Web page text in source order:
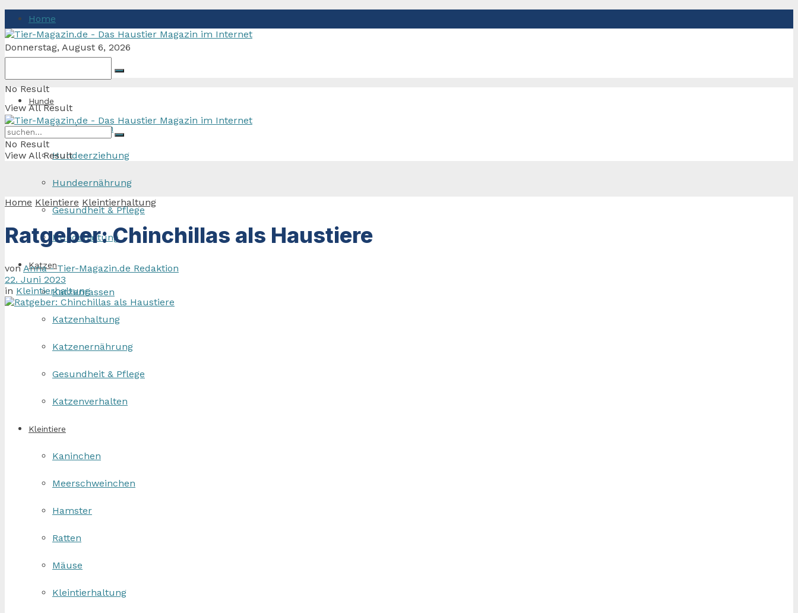
Home
Donnerstag, August 6, 2026
No Result
View All Result
Hunde
Hunderassen
Hundeerziehung
Hundeernährung
Gesundheit & Pflege
Hundehaltung
Katzen
Katzenrassen
Katzenhaltung
Katzenernährung
Gesundheit & Pflege
Katzenverhalten
Kleintiere
Kaninchen
Meerschweinchen
Hamster
Ratten
Mäuse
Kleintierhaltung
No Result
View All Result
Home Kleintiere Kleintierhaltung
Ratgeber: Chinchillas als Haustiere
von Anna - Tier-Magazin.de Redaktion
22. Juni 2023
in Kleintierhaltung